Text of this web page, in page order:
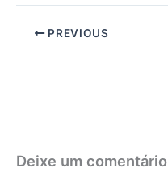
PREVIOUS
Deixe um comentário